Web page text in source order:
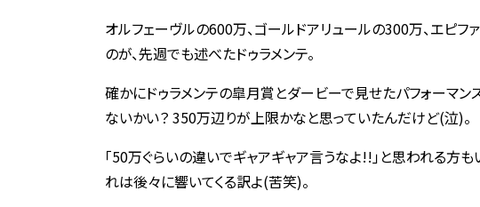
オルフェーヴルの600万、ゴールドアリュールの300万、エピ
のが、先週でも述べたドゥラメンテ。
確かにドゥラメンテの皐月賞とダービーで見せたパフォーマン
ないかい？ 350万辺りが上限かなと思っていたんだけど(泣)。
｢50万ぐらいの違いでギャアギャア言うなよ!!｣と思われる方も
れは後々に響いてくる訳よ(苦笑)。